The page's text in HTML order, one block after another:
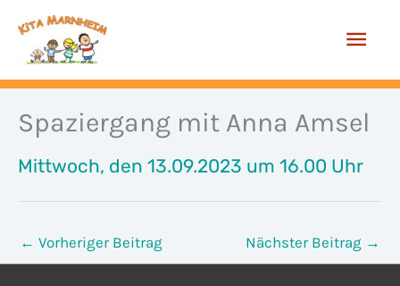
Inhalt
springen
Spaziergang mit Anna Amsel
Mittwoch, den 13.09.2023 um 16.00 Uhr
← Vorheriger Beitrag Nächster Beitrag →